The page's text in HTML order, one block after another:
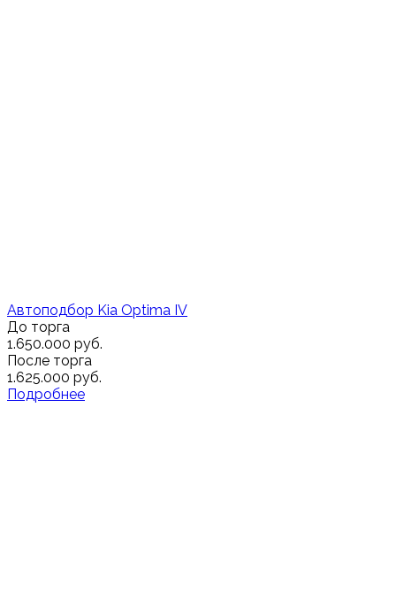
Автоподбор Kia Optima IV
До торга
1.650.000 руб.
После торга
1.625.000 руб.
Подробнее